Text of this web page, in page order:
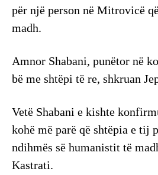
për një person në Mitrovicë
madh.
Amnor Shabani, punëtor në
bë me shtëpi të re, shkruan
Vetë Shabani e kishte
kohë më parë që shtëpia e tij
ndihmës së humanistit të
Kastrati.